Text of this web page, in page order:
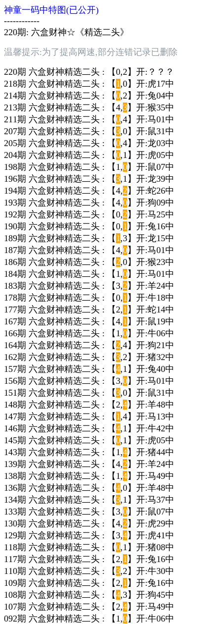
神童一码中特图(已公开)
------------
220期: 六盒财神☆《精选二头》
温馨提示:为了提高网速,部分连错记录已删除
220期 六盒财神精选二头 : 【0,2】开:？？？
218期 六盒财神精选二头 : 【 1,0】开:虎17中
214期 六盒财神精选二头 : 【0,2】开:兔04中
213期 六盒财神精选二头 : 【4,3】开:猴35中
211期 六盒财神精选二头 : 【0,4】开:马01中
207期 六盒财神精选二头 : 【3,0】开:鼠31中
205期 六盒财神精选二头 : 【0,4】开:龙03中
204期 六盒财神精选二头 : 【0,1】开:虎05中
198期 六盒财神精选二头 : 【1,0】开:鼠07中
196期 六盒财神精选二头 : 【3,1】开:龙39中
194期 六盒财神精选二头 : 【4,2 】开:蛇26中
193期 六盒财神精选二头 : 【4,0】开:狗09中
192期 六盒财神精选二头 : 【0,2 】开:马25中
190期 六盒财神精选二头 : 【0,1 】开:兔16中
189期 六盒财神精选二头 : 【 1,3】开:龙15中
187期 六盒财神精选二头 : 【4,0】开:马01中
186期 六盒财神精选二头 : 【2,0】开:猴23中
184期 六盒财神精选二头 : 【1,0】开:马01中
183期 六盒财神精选二头 : 【3,2 】开:羊24中
178期 六盒财神精选二头 : 【0,1 】开:牛18中
177期 六盒财神精选二头 : 【2,1 】开:蛇14中
167期 六盒财神精选二头 : 【4,1 】开:鼠19中
166期 六盒财神精选二头 : 【1,0】开:牛06中
164期 六盒财神精选二头 : 【2,4】开:狗21中
162期 六盒财神精选二头 : 【3,2】开:猪32中
157期 六盒财神精选二头 : 【4,1】开:兔40中
156期 六盒财神精选二头 : 【3,0】开:马01中
151期 六盒财神精选二头 : 【3,0】开:鼠31中
148期 六盒财神精选二头 : 【2,4】开:羊48中
147期 六盒财神精选二头 : 【 1,4】开:马13中
146期 六盒财神精选二头 : 【4,1】开:牛42中
145期 六盒财神精选二头 : 【0,1】开:虎05中
143期 六盒财神精选二头 : 【1,4】开:猪44中
139期 六盒财神精选二头 : 【4,2 】开:羊24中
138期 六盒财神精选二头 : 【1,4】开:马49中
136期 六盒财神精选二头 : 【4,0】开:羊48中
134期 六盒财神精选二头 : 【3,1】开:马37中
133期 六盒财神精选二头 : 【3,0】开:鼠07中
130期 六盒财神精选二头 : 【4,2 】开:虎29中
129期 六盒财神精选二头 : 【3,4】开:虎41中
118期 六盒财神精选二头 : 【0,1】开:猪08中
117期 六盒财神精选二头 : 【2,1 】开:兔16中
110期 六盒财神精选二头 : 【3,2】开:牛30中
109期 六盒财神精选二头 : 【2,1 】开:兔16中
108期 六盒财神精选二头 : 【4,3】开:狗45中
107期 六盒财神精选二头 : 【2,4】开:马49中
092期 六盒财神精选二头 : 【1,0】开:牛06中